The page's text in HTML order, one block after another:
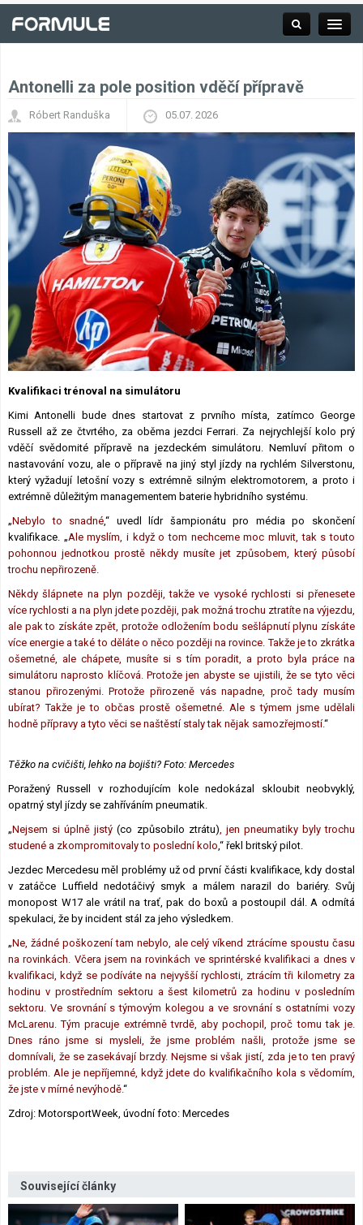
Závodní série
Kalendář F1
Výsledky F1
Týmy a jezdci F1
Okruhy F1
Antonelli za pole position vděčí přípravě
Róbert Randuška 05.07. 2026
Kvalifikaci trénoval na simulátoru
Kimi Antonelli bude dnes startovat z prvního místa, zatímco George
Russell až ze čtvrtého, za oběma jezdci Ferrari. Za nejrychlejší kolo prý
vděčí svědomité přípravě na jezdeckém simulátoru. Nemluví přitom o
nastavování vozu, ale o přípravě na jiný styl jízdy na rychlém Silverstonu,
který vyžadují letošní vozy s extrémně silným elektromotorem, a proto i
extrémně důležitým managementem baterie hybridního systému.
„Nebylo to snadné,“ uvedl lídr šampionátu pro média po skončení
kvalifikace. „Ale myslím, i když o tom nechceme moc mluvit, tak s touto
pohonnou jednotkou prostě někdy musíte jet způsobem, který působí
trochu nepřirozeně.
Někdy šlápnete na plyn později, takže ve vysoké rychlosti si přenesete
více rychlosti a na plyn jdete později, pak možná trochu ztratíte na výjezdu,
ale pak to získáte zpět, protože odložením bodu sešlápnutí plynu získáte
více energie a také to děláte o něco později na rovince. Takže je to zkrátka
ošemetné, ale chápete, musíte si s tím poradit, a proto byla práce na
simulátoru naprosto klíčová. Protože jen abyste se ujistili, že se tyto věci
stanou přirozenými. Protože přirozeně vás napadne, proč tady musím
ubírat? Takže je to občas prostě ošemetné. Ale s týmem jsme udělali
hodně přípravy a tyto věci se naštěstí staly tak nějak samozřejmostí.“
Těžko na cvičišti, lehko na bojišti? Foto: Mercedes
Poražený Russell v rozhodujícím kole nedokázal skloubit neobvyklý,
opatrný styl jízdy se zahříváním pneumatik.
„Nejsem si úplně jistý (co způsobilo ztrátu) , jen pneumatiky byly trochu
studené a zkompromitovaly to poslední kolo ,“ řekl britský pilot.
Jezdec Mercedesu měl problémy už od první části kvalifikace, kdy dostal
v zatáčce Luffield nedotáčivý smyk a málem narazil do bariéry. Svůj
monopost W17 ale vrátil na trať, pak do boxů a postoupil dál. A odmítá
spekulaci, že by incident stál za jeho výsledkem.
„Ne, žádné poškození tam nebylo, ale celý víkend ztrácíme spoustu času
na rovinkách. Včera jsem na rovinkách ve sprintérské kvalifikaci a dnes v
kvalifikaci, když se podíváte na nejvyšší rychlosti, ztrácím tři kilometry za
hodinu v prostředním sektoru a šest kilometrů za hodinu v posledním
sektoru. Ve srovnání s týmovým kolegou a ve srovnání s ostatními vozy
McLarenu. Tým pracuje extrémně tvrdě, aby pochopil, proč tomu tak je.
Dnes ráno jsme si mysleli, že jsme problém našli, protože jsme se
domnívali, že se zasekávají brzdy. Nejsme si však jistí, zda je to ten pravý
problém. Ale je nepříjemné, když jdete do kvalifikačního kola s vědomím,
že jste v mírné nevýhodě.“
Zdroj: MotorsportWeek, úvodní foto: Mercedes
Související články